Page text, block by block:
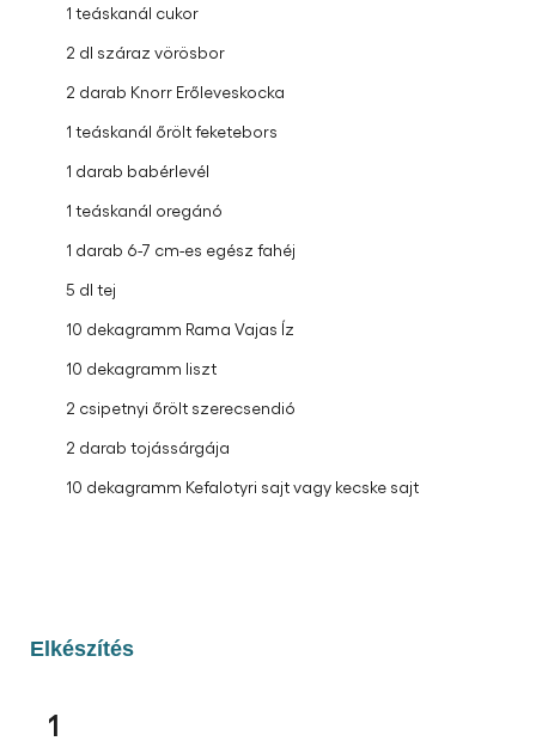
1 teáskanál cukor
2 dl száraz vörösbor
2 darab Knorr Erőleveskocka
1 teáskanál őrölt feketebors
1 darab babérlevél
1 teáskanál oregánó
1 darab 6-7 cm-es egész fahéj
5 dl tej
10 dekagramm Rama Vajas Íz
10 dekagramm liszt
2 csipetnyi őrölt szerecsendió
2 darab tojássárgája
10 dekagramm Kefalotyri sajt vagy kecske sajt
Elkészítés
1